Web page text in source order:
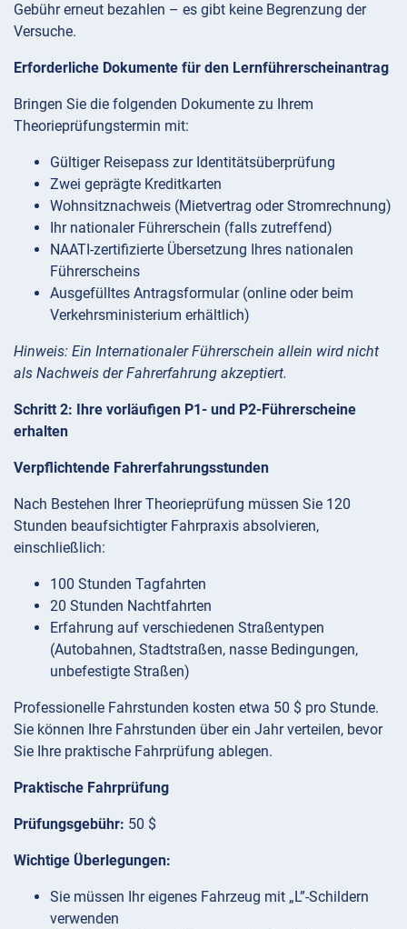
Gebühr erneut bezahlen – es gibt keine Begrenzung der
Versuche.
Erforderliche Dokumente für den Lernführerscheinantrag
Bringen Sie die folgenden Dokumente zu Ihrem
Theorieprüfungstermin mit:
Gültiger Reisepass zur Identitätsüberprüfung
Zwei geprägte Kreditkarten
Wohnsitznachweis (Mietvertrag oder Stromrechnung)
Ihr nationaler Führerschein (falls zutreffend)
NAATI-zertifizierte Übersetzung Ihres nationalen
Führerscheins
Ausgefülltes Antragsformular (online oder beim
Verkehrsministerium erhältlich)
Hinweis: Ein Internationaler Führerschein allein wird nicht
als Nachweis der Fahrerfahrung akzeptiert.
Schritt 2: Ihre vorläufigen P1- und P2-Führerscheine
erhalten
Verpflichtende Fahrerfahrungsstunden
Nach Bestehen Ihrer Theorieprüfung müssen Sie 120
Stunden beaufsichtigter Fahrpraxis absolvieren,
einschließlich:
100 Stunden Tagfahrten
20 Stunden Nachtfahrten
Erfahrung auf verschiedenen Straßentypen
(Autobahnen, Stadtstraßen, nasse Bedingungen,
unbefestigte Straßen)
Professionelle Fahrstunden kosten etwa 50 $ pro Stunde.
Sie können Ihre Fahrstunden über ein Jahr verteilen, bevor
Sie Ihre praktische Fahrprüfung ablegen.
Praktische Fahrprüfung
Prüfungsgebühr: 50 $
Wichtige Überlegungen:
Sie müssen Ihr eigenes Fahrzeug mit „L”-Schildern
verwenden